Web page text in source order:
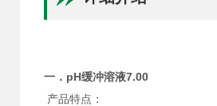
一．pH缓冲溶液7.00
产品特点：